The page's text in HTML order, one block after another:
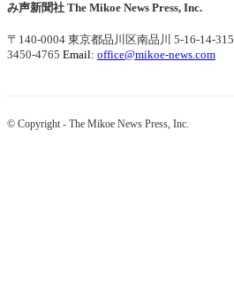
み声新聞社 The Mikoe News Press, Inc.
〒140-0004 東京都品川区南品川 5-16-14-315
3450-4765 Email: office@mikoe-news.com
© Copyright - The Mikoe News Press, Inc.